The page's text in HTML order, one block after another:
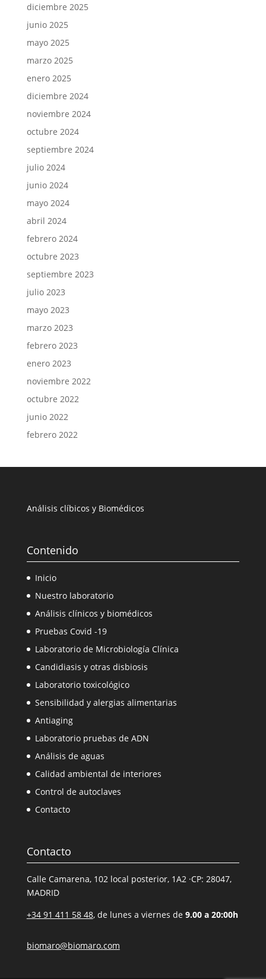
diciembre 2025
junio 2025
mayo 2025
marzo 2025
enero 2025
diciembre 2024
noviembre 2024
octubre 2024
septiembre 2024
julio 2024
junio 2024
mayo 2024
abril 2024
febrero 2024
octubre 2023
septiembre 2023
julio 2023
mayo 2023
marzo 2023
febrero 2023
enero 2023
noviembre 2022
octubre 2022
junio 2022
febrero 2022
Análisis clíbicos y Biomédicos
Contenido
Inicio
Nuestro laboratorio
Análisis clínicos y biomédicos
Pruebas Covid -19
Laboratorio de Microbiología Clínica
Candidiasis y otras disbiosis
Laboratorio toxicológico
Sensibilidad y alergias alimentarias
Antiaging
Laboratorio pruebas de ADN
Análisis de aguas
Calidad ambiental de interiores
Control de autoclaves
Contacto
Contacto
Calle Camarena, 102 local posterior, 1A2 ·CP: 28047,
MADRID
+34 91 411 58 48, de lunes a viernes de 9.00 a 20:00h
biomaro@biomaro.com